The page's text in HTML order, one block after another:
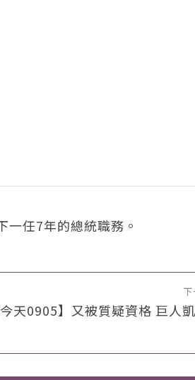
任7年的總統職務。
今天0905】又被質疑資格 巨人